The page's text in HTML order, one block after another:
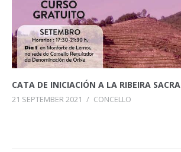
CATA DE INICIACIÓN A LA RIBEIRA SACRA
21 SEPTEMBER 2021 / CONCELLO